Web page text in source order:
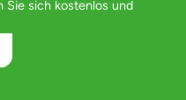
Sie sich kostenlos und